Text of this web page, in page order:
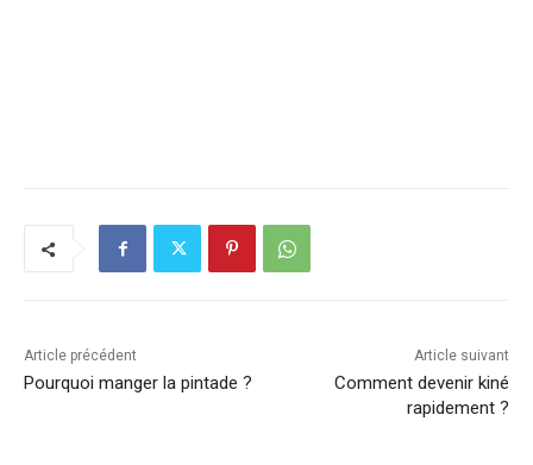
Article précédent
Pourquoi manger la pintade ?
Article suivant
Comment devenir kiné
rapidement ?